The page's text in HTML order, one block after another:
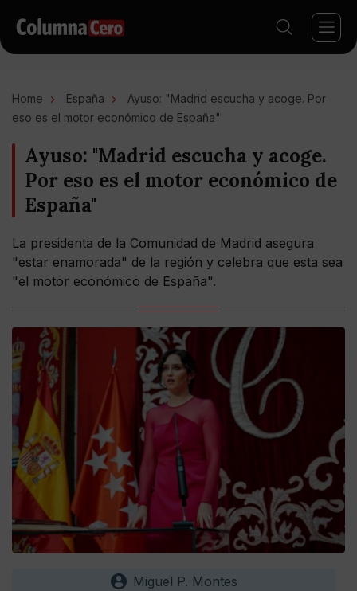
Home España
Ayuso: "Madrid escucha y acoge. Por
eso es el motor económico de España"
Ayuso: "Madrid escucha y acoge.
Por eso es el motor económico de
España"
La presidenta de la Comunidad de Madrid asegura
"estar enamorada" de la región y celebra que esta sea
"el motor económico de España".
Miguel P. Montes